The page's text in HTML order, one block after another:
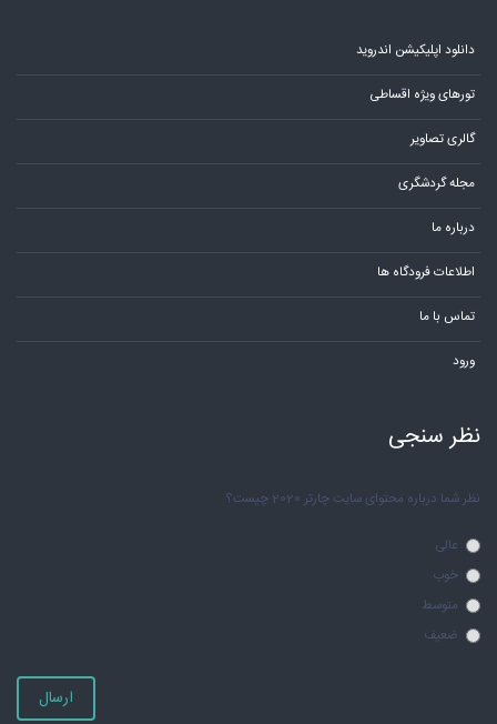
دانلود اپلیکیشن اندروید
تورهای ویژه اقساطی
گالری تصاویر
مجله گردشگری
درباره ما
اطلاعات فرودگاه ها
تماس با ما
ورود
نظر سنجی
نظر شما درباره محتوای سایت چارتر 2020 چیست؟
عالی
خوب
متوسط
ضعیف
ارسال